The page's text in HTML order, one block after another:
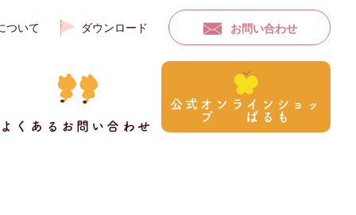
ついて ダウンロード お問い合わせ
よくあるお問い合わせ
公式オンラインショッ
プ ぱるも